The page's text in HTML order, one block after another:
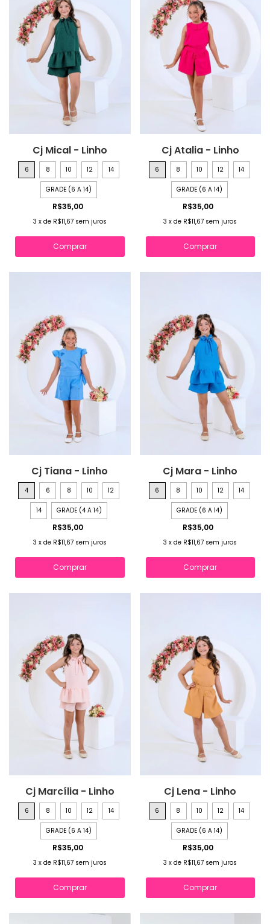
Cj Mical - Linho
6 8 10 12 14
GRADE (6 A 14)
R$35,00
3 x de R$11,67 sem juros
Comprar
Cj Atalia - Linho
6 8 10 12 14
GRADE (6 A 14)
R$35,00
3 xde R$11,67 sem juros
Comprar
Cj Tiana - Linho
4 6 8 10 12
14 GRADE (4 A 14)
R$35,00
3 x de R$11,67 sem juros
Comprar
Cj Mara - Linho
6 8 10 12 14
GRADE (6 A 14)
R$35,00
3 xde R$11,67 sem juros
Comprar
Cj Marcília - Linho
6 8 10 12 14
GRADE (6 A 14)
R$35,00
3 x de R$11,67 sem juros
Comprar
Cj Lena - Linho
6 8 10 12 14
GRADE (6 A 14)
R$35,00
3 xde R$11,67 sem juros
Comprar